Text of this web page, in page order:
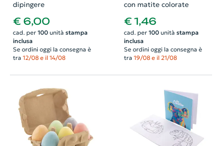
dipingere
€ 6,00
cad. per 100unità stampa
inclusa
Se ordini oggi la consegna è
tra 12/08 e il 14/08
con matite colorate
€ 1,46
cad. per 100unità stampa
inclusa
Se ordini oggi la consegna è
tra 19/08 e il 21/08